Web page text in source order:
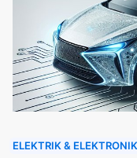
ELEKTRIK & ELEKTRONIK